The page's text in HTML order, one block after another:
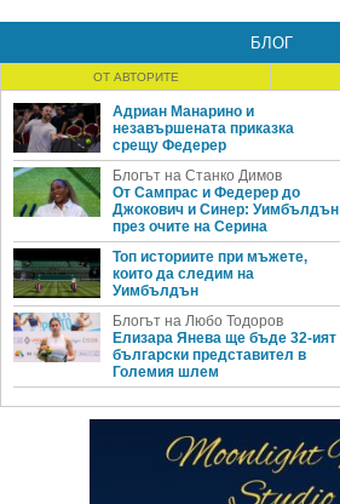
БЛОГ
ОТ АВТОРИТЕ
Адриан Манарино и
незавършената приказка
срещу Федерер
Блогът на Станко Димов
От Сампрас и Федерер до
Джокович и Синер: Уимбълдън
през очите на Серина
Топ историите при мъжете,
които да следим на
Уимбълдън
Блогът на Любо Тодоров
Елизара Янева ще бъде 32-ият
български представител в
Големия шлем